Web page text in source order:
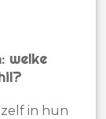
welke
in hun